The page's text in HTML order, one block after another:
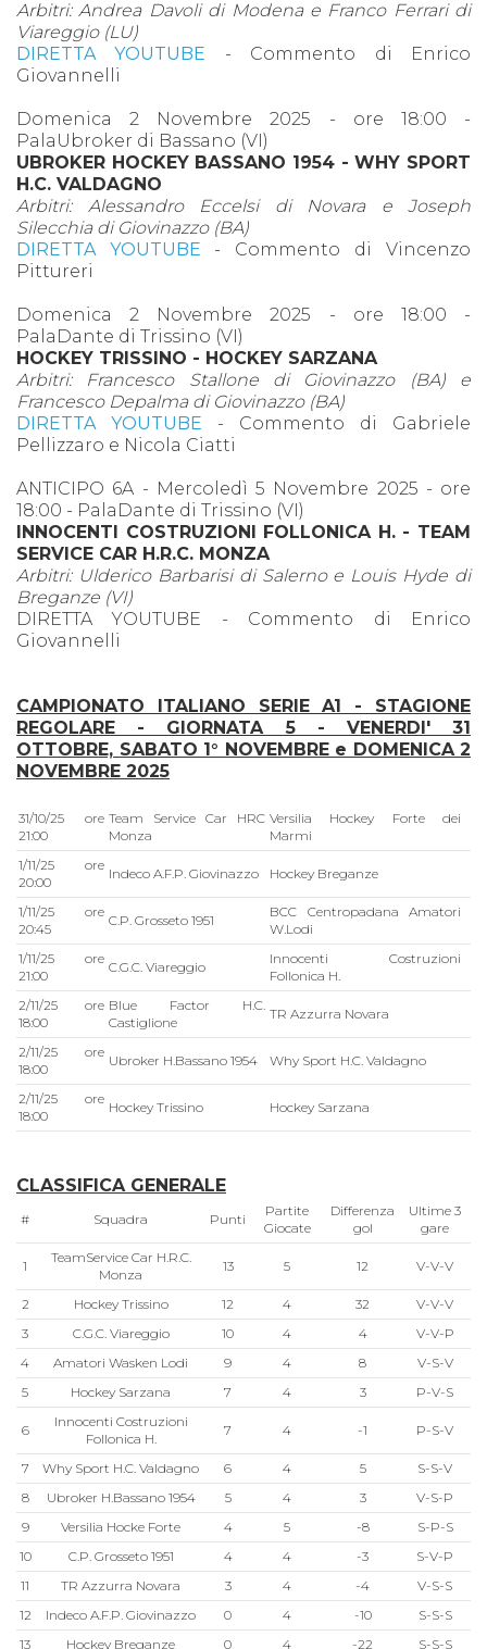
Arbitri: Andrea Davoli di Modena e Franco Ferrari di
Viareggio (LU)
DIRETTA YOUTUBE - Commento di Enrico
Giovannelli
Domenica 2 Novembre 2025 - ore 18:00 -
PalaUbroker di Bassano (VI)
UBROKER HOCKEY BASSANO 1954 - WHY SPORT
H.C. VALDAGNO
Arbitri: Alessandro Eccelsi di Novara e Joseph
Silecchia di Giovinazzo (BA)
DIRETTA YOUTUBE - Commento di Vincenzo
Pittureri
Domenica 2 Novembre 2025 - ore 18:00 -
PalaDante di Trissino (VI)
HOCKEY TRISSINO - HOCKEY SARZANA
Arbitri: Francesco Stallone di Giovinazzo (BA) e
Francesco Depalma di Giovinazzo (BA)
DIRETTA YOUTUBE - Commento di Gabriele
Pellizzaro e Nicola Ciatti
ANTICIPO 6A - Mercoledì 5 Novembre 2025 - ore
18:00 - PalaDante di Trissino (VI)
INNOCENTI COSTRUZIONI FOLLONICA H. - TEAM
SERVICE CAR H.R.C. MONZA
Arbitri: Ulderico Barbarisi di Salerno e Louis Hyde di
Breganze (VI)
DIRETTA YOUTUBE - Commento di Enrico
Giovannelli
CAMPIONATO ITALIANO SERIE A1 - STAGIONE
REGOLARE - GIORNATA 5 - VENERDI' 31
OTTOBRE, SABATO 1° NOVEMBRE e DOMENICA 2
NOVEMBRE 2025
31/10/25 ore
21:00
Team Service Car HRC
Monza
Versilia Hockey Forte dei
Marmi
1/11/25 ore
20:00
Indeco A.F.P. Giovinazzo Hockey Breganze
1/11/25 ore
20:45
C.P. Grosseto 1951
BCC Centropadana Amatori
W.Lodi
1/11/25 ore
21:00
C.G.C. Viareggio
Innocenti Costruzioni
Follonica H.
2/11/25 ore
18:00
Blue Factor H.C.
Castiglione
TR Azzurra Novara
2/11/25 ore
18:00
Ubroker H.Bassano 1954 Why Sport H.C. Valdagno
2/11/25 ore
18:00
Hockey Trissino Hockey Sarzana
CLASSIFICA GENERALE
# Squadra Punti
Partite
Giocate
Differenza
gol
Ultime 3
gare
1
TeamService Car H.R.C.
Monza
13 5 12 V-V-V
2 Hockey Trissino 12 4 32
V-V-V
3
C.G.C. Viareggio 10 4 4
V-V-P
4
Amatori Wasken Lodi 9 4 8
V-S-V
5
Hockey Sarzana 7 4 3 P-V-S
6
Innocenti Costruzioni
Follonica H.
7 4 -1 P-S-V
7 Why Sport H.C. Valdagno 6 4 5
S-S-V
8
Ubroker H.Bassano 1954 5 4 3
V-S-P
9
Versilia Hocke Forte 4 5 -8
S-P-S
10
C.P. Grosseto 1951 4 4 -3
S-V-P
11
TR Azzurra Novara 3 4 -4
V-S-S
12
Indeco A.F.P. Giovinazzo 0 4 -10
S-S-S
13
Hockey Breganze 0 4 -22
S-S-S